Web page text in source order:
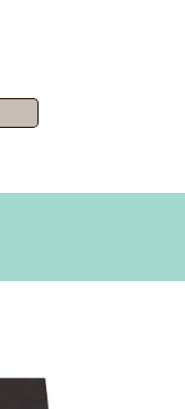
خروج از حساب کاربری